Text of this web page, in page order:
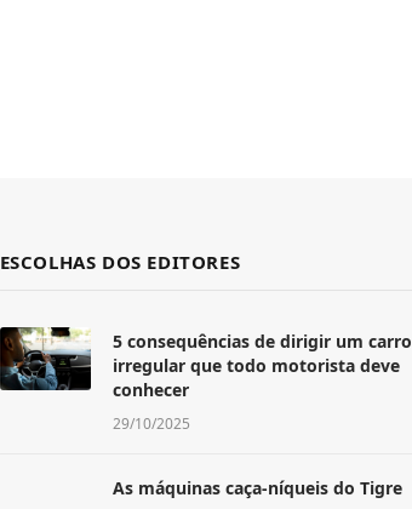
ESCOLHAS DOS EDITORES
5 consequências de dirigir um carro
irregular que todo motorista deve
conhecer
29/10/2025
As máquinas caça-níqueis do Tigre